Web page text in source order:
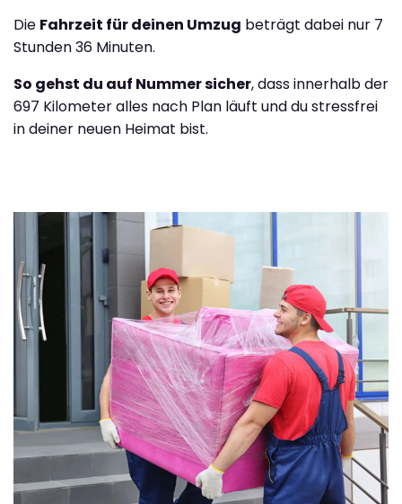
Die Fahrzeit für deinen Umzug beträgt dabei nur 7
Stunden 36 Minuten.
So gehst du auf Nummer sicher, dass innerhalb der
697 Kilometer alles nach Plan läuft und du stressfrei
in deiner neuen Heimat bist.